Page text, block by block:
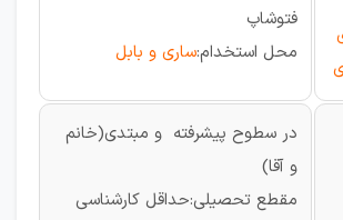
فتوشاپ
محل استخدام:ساری و بابل
در سطوح پیشرفته و مبتدی(خانم
و آقا)
مقطع تحصیلی:حداقل کارشناسی